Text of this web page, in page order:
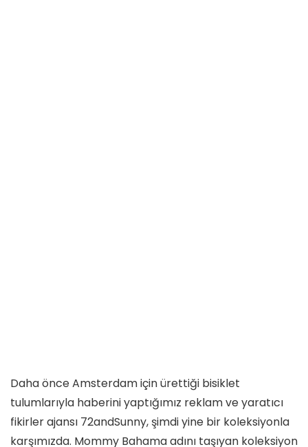
Daha önce Amsterdam için ürettiği bisiklet
tulumlarıyla haberini yaptığımız reklam ve yaratıcı
fikirler ajansı 72andSunny, şimdi yine bir koleksiyonla
karşımızda. Mommy Bahama adını taşıyan koleksiyon